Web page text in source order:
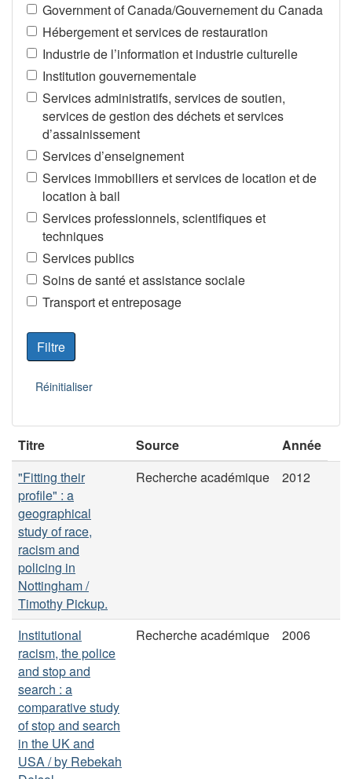
Government of Canada/Gouvernement du Canada
Hébergement et services de restauration
Industrie de l’information et industrie culturelle
Institution gouvernementale
Services administratifs, services de soutien,
services de gestion des déchets et services
d’assainissement
Services d’enseignement
Services immobiliers et services de location et de
location à bail
Services professionnels, scientifiques et
techniques
Services publics
Soins de santé et assistance sociale
Transport et entreposage
Titre Source
Année
"Fitting their
profile" : a
geographical
study of race,
racism and
policing in
Nottingham /
Timothy Pickup.
Recherche académique 2012
Institutional
racism, the police
and stop and
search : a
comparative study
of stop and search
in the UK and
USA / by Rebekah
Recherche académique 2006